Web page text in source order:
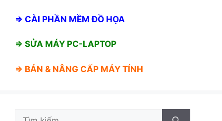
⇒ CÀI PHẦN MỀM ĐỒ HỌA
⇒ SỬA MÁY PC-LAPTOP
⇒ BÁN & NÂNG CẤP MÁY TÍNH
Tìm